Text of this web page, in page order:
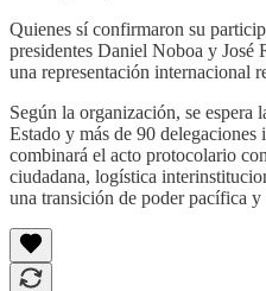
Quienes sí confirmaron su
presidentes Daniel Noboa y
una representación internacional
Según la organización, se espera
Estado y más de 90
combinará el acto protocolario
ciudadana, logística
una transición de poder pacífica y